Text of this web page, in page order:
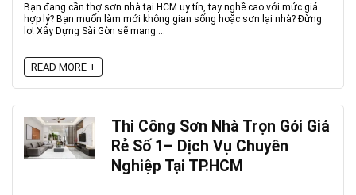
Bạn đang cần thợ sơn nhà tại HCM uy tín, tay nghề cao với mức giá
hợp lý? Bạn muốn làm mới không gian sống hoặc sơn lại nhà? Đừng
lo! Xây Dựng Sài Gòn sẽ mang ...
READ MORE +
Thi Công Sơn Nhà Trọn Gói Giá
Rẻ Số 1– Dịch Vụ Chuyên
Nghiệp Tại TP.HCM